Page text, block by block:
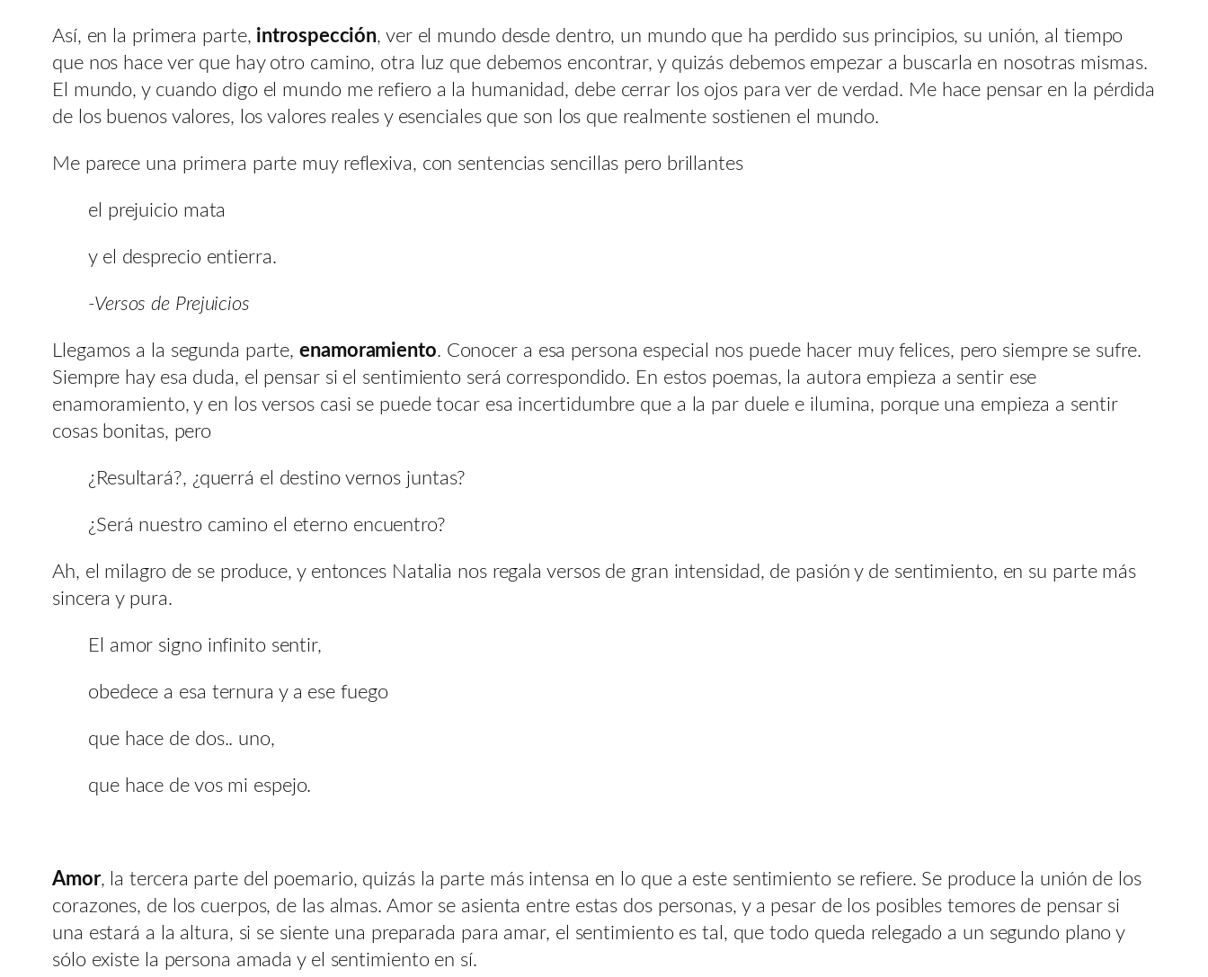
Así, en la primera parte, introspección, ver el mundo desde dentro, un mundo que ha perdido sus principios, su unión, al tiempo
que nos hace ver que hay otro camino, otra luz que debemos encontrar, y quizás debemos empezar a buscarla en nosotras mismas.
El mundo, y cuando digo el mundo me refiero a la humanidad, debe cerrar los ojos para ver de verdad. Me hace pensar en la pérdida
de los buenos valores, los valores reales y esenciales que son los que realmente sostienen el mundo.
Me parece una primera parte muy reflexiva, con sentencias sencillas pero brillantes
el prejuicio mata
y el desprecio entierra.
-Versos de Prejuicios
Llegamos a la segunda parte,enamoramiento. Conocer a esa persona especial nos puede hacer muy felices, pero siempre se sufre.
Siempre hay esa duda, el pensar si el sentimiento será correspondido. En estos poemas, la autora empieza a sentir ese
enamoramiento, y en los versos casi se puede tocar esa incertidumbre que a la par duele e ilumina, porque una empieza a sentir
cosas bonitas, pero
¿Resultará?, ¿querrá el destino vernos juntas?
¿Será nuestro camino el eterno encuentro?
Ah, el milagro de se produce, y entonces Natalia nos regala versos de gran intensidad, de pasión y de sentimiento, en su parte más
sincera y pura.
El amor signo infinito sentir,
obedece a esa ternura y a ese fuego
que hace de dos.. uno,
que hace de vos mi espejo.
Amor, la tercera parte del poemario, quizás la parte más intensa en lo que a este sentimiento se refiere. Se produce la unión de los
corazones, de los cuerpos, de las almas. Amor se asienta entre estas dos personas, y a pesar de los posibles temores de pensar si
una estará a la altura, si se siente una preparada para amar, el sentimiento es tal, que todo queda relegado a un segundo plano y
sólo existe la persona amada y el sentimiento en sí.